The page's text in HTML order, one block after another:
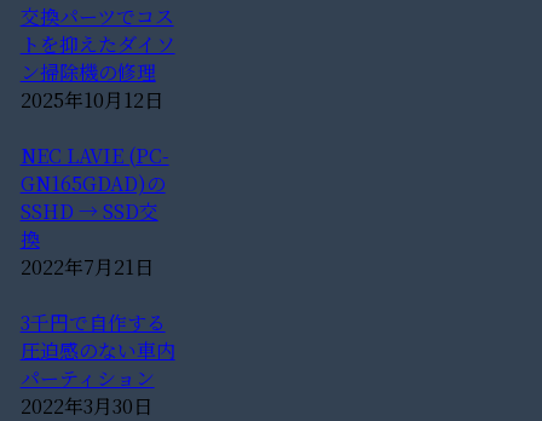
交換パーツでコス
トを抑えたダイソ
ン掃除機の修理
2025年10月12日
NEC LAVIE (PC-
GN165GDAD)の
SSHD → SSD交
換
2022年7月21日
3千円で自作する
圧迫感のない車内
パーティション
2022年3月30日